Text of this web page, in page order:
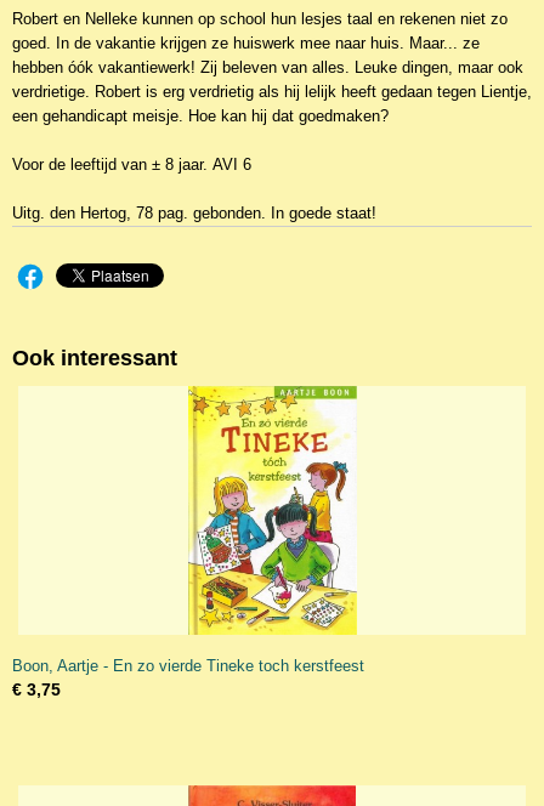
Robert en Nelleke kunnen op school hun lesjes taal en rekenen niet zo
goed. In de vakantie krijgen ze huiswerk mee naar huis. Maar... ze
hebben óók vakantiewerk! Zij beleven van alles. Leuke dingen, maar ook
verdrietige. Robert is erg verdrietig als hij lelijk heeft gedaan tegen Lientje,
een gehandicapt meisje. Hoe kan hij dat goedmaken?
Voor de leeftijd van ± 8 jaar. AVI 6
Uitg. den Hertog, 78 pag. gebonden. In goede staat!
Ook interessant
Boon, Aartje - En zo vierde Tineke toch kerstfeest
€ 3,75